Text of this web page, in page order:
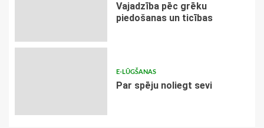
Vajadzība pēc grēku
piedošanas un ticības
E-LŪGŠANAS
Par spēju noliegt sevi